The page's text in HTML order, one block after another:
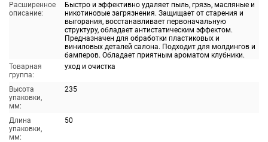
Расширенное
описание:
Быстро и эффективно удаляет пыль, грязь, масляные и
никотиновые загрязнения. Защищает от старения и
выгорания, восстанавливает первоначальную
структуру, обладает антистатическим эффектом.
Предназначен для обработки пластиковых и
виниловых деталей салона. Подходит для молдингов и
бамперов. Обладает приятным ароматом клубники.
Товарная
группа:
уход и очистка
Высота
упаковки,
мм:
235
Длина
упаковки,
мм:
50